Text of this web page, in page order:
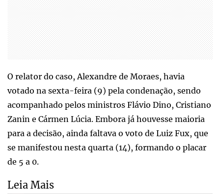
O relator do caso, Alexandre de Moraes, havia
votado na sexta-feira (9) pela condenação, sendo
acompanhado pelos ministros Flávio Dino, Cristiano
Zanin e Cármen Lúcia. Embora já houvesse maioria
para a decisão, ainda faltava o voto de Luiz Fux, que
se manifestou nesta quarta (14), formando o placar
de 5 a 0.
Leia Mais